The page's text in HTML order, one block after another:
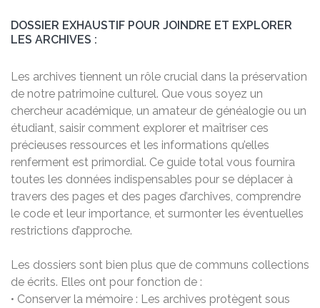
DOSSIER EXHAUSTIF POUR JOINDRE ET EXPLORER
LES ARCHIVES :
Les archives tiennent un rôle crucial dans la préservation
de notre patrimoine culturel. Que vous soyez un
chercheur académique, un amateur de généalogie ou un
étudiant, saisir comment explorer et maîtriser ces
précieuses ressources et les informations qu’elles
renferment est primordial. Ce guide total vous fournira
toutes les données indispensables pour se déplacer à
travers des pages et des pages d’archives, comprendre
le code et leur importance, et surmonter les éventuelles
restrictions d’approche.
Les dossiers sont bien plus que de communs collections
de écrits. Elles ont pour fonction de :
• Conserver la mémoire : Les archives protègent sous